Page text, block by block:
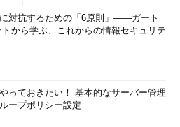
対抗するための「6原則」――ガート
から学ぶ、これからの情報セキュリテ
っておきたい！ 基本的なサーバー管理
ープポリシー設定